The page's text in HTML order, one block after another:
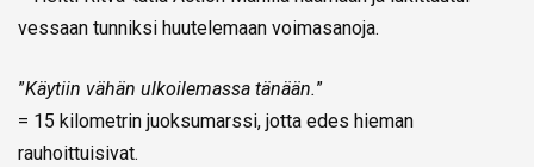
vessaan tunniksi huutelemaan voimasanoja.
”Käytiin vähän ulkoilemassa tänään.”
= 15 kilometrin juoksumarssi, jotta edes hieman
rauhoittuisivat.